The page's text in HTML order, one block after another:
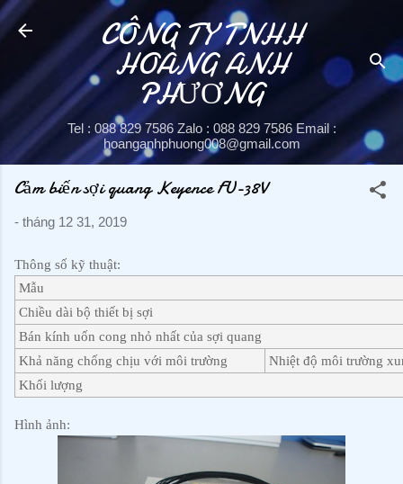
Chuyển đến nội dung
CÔNG TY TNHH
HOÀNG ANH
PHƯƠNG
Tel : 088 829 7586 Zalo : 088 829 7586 Email :
hoanganhphuong008@gmail.com
Cảm biến sợi quang Keyence FU-38V
- tháng 12 31, 2019
Thông số kỹ thuật:
Mẫu
Chiều dài bộ thiết bị sợi
Bán kính uốn cong nhỏ nhất của sợi quang
Khả năng chống chịu với môi trường
Nhiệt độ môi trường
Khối lượng
Hình ảnh: